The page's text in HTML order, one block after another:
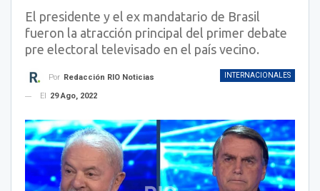
El presidente y el ex mandatario de Brasil
fueron la atracción principal del primer debate
pre electoral televisado en el país vecino.
INTERNACIONALES
Por Redacción RIO Noticias
El
29 Ago, 2022